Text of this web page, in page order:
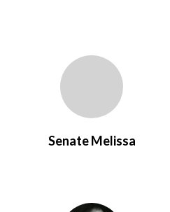
Senate Melissa